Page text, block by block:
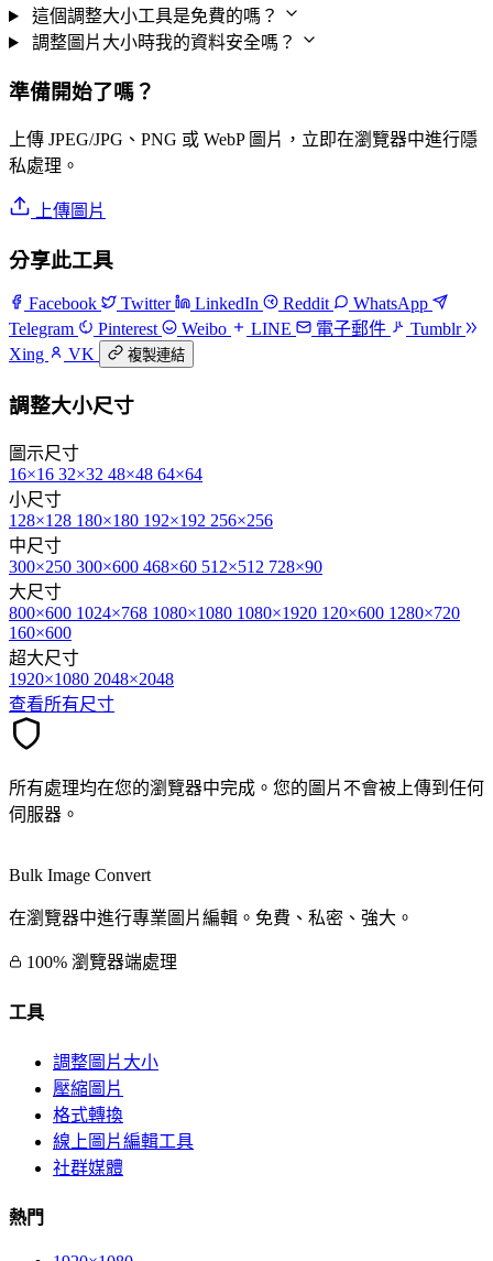
這個調整大小工具是免費的嗎？
調整圖片大小時我的資料安全嗎？
準備開始了嗎？
上傳 JPEG/JPG、PNG 或 WebP 圖片，立即在瀏覽器中進行隱
私處理。
上傳圖片
分享此工具
Facebook Twitter LinkedIn Reddit
WhatsApp
Telegram
Pinterest Weibo LINE 電子郵件
Tumblr
Xing
VK 複製連結
調整大小尺寸
圖示尺寸
16×16 32×32 48×48 64×64
小尺寸
128×128 180×180 192×192 256×256
中尺寸
300×250 300×600 468×60 512×512 728×90
大尺寸
800×600 1024×768 1080×1080 1080×1920 120×600 1280×720
160×600
超大尺寸
1920×1080 2048×2048
查看所有尺寸
所有處理均在您的瀏覽器中完成。您的圖片不會被上傳到任何
伺服器。
Bulk Image Convert
在瀏覽器中進行專業圖片編輯。免費、私密、強大。
100% 瀏覽器端處理
工具
調整圖片大小
壓縮圖片
格式轉換
線上圖片編輯工具
社群媒體
熱門